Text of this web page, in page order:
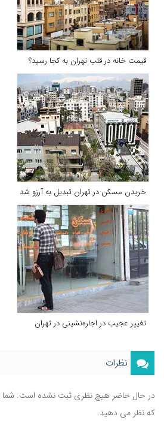
قیمت خانه در قلب تهران به کجا رسید؟
خریدن مسکن در تهران تبدیل به آرزو شد
تغییر عجیب در اجاره‌نشینی در تهران
نظرات
در حال حاضر هیچ نظری ثبت نشده است. شما
که نظر می دهید.